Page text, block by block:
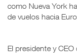
como Nueva York
de vuelos hacia
El presidente y CEO